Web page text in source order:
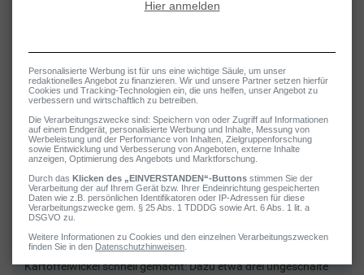
Kartoffelwickel gegen Husten & Co.
Warme Kartoffelwickel sind ein bewährtes Hausmittel gegen
Halsschmerzen bei Kindern. Auch gegen Husten kann eine
solche Wärmeauflage gute Dienste leisten. Zudem ist ein
Kartoffelwickel schnell gemacht: Dazu etwa drei ungeschälte